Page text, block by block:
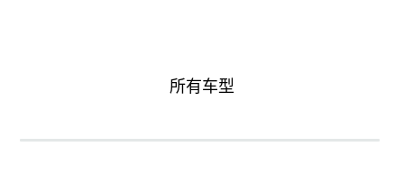
所有车型